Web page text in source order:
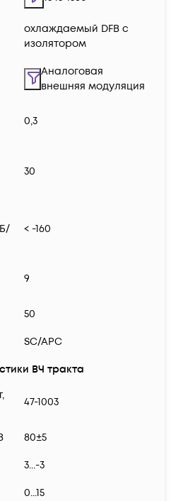
охлаждаемый DFB с
изолятором
Аналоговая
внешняя модуляция
0,3
30
< -160
9
50
SC/APC
ВЧ тракта
47-1003
80±5
3...-3
0...15